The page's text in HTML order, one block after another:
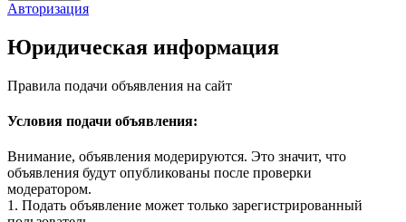
Авторизация
Юридическая информация
Правила подачи объявления на сайт
Условия подачи объявления:
Внимание, объявления модерируются. Это значит, что
объявления будут опубликованы после проверки
модератором.
1. Подать объявление может только зарегистрированный